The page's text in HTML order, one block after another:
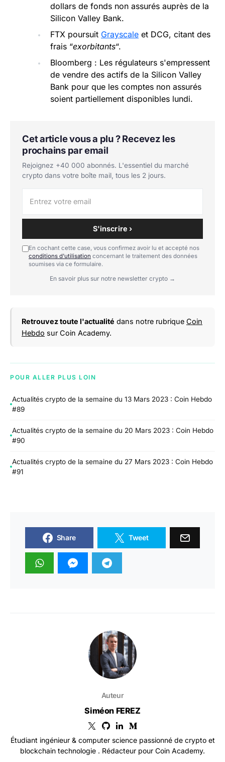
dollars de fonds non assurés auprès de la
Silicon Valley Bank.
FTX poursuit Grayscale et DCG, citant des
frais “exorbitants“.
Bloomberg : Les régulateurs s'empressent
de vendre des actifs de la Silicon Valley
Bank pour que les comptes non assurés
soient partiellement disponibles lundi.
Cet article vous a plu ? Recevez les
prochains par email
Rejoignez +40 000 abonnés. L'essentiel du marché
crypto dans votre boîte mail, tous les 2 jours.
S'inscrire ›
En cochant cette case, vous confirmez avoir lu et accepté nos
conditions d'utilisation concernant le traitement des données
soumises via ce formulaire.
En savoir plus sur notre newsletter crypto →
Retrouvez toute l'actualité dans notre rubrique Coin
Hebdo sur Coin Academy.
POUR ALLER PLUS LOIN
Actualités crypto de la semaine du 13 Mars 2023 : Coin Hebdo
#89
Actualités crypto de la semaine du 20 Mars 2023 : Coin Hebdo
#90
Actualités crypto de la semaine du 27 Mars 2023 : Coin Hebdo
#91
Share Tweet
Auteur
Siméon FEREZ
Étudiant ingénieur & computer science passionné de crypto et
blockchain technologie . Rédacteur pour Coin Academy.